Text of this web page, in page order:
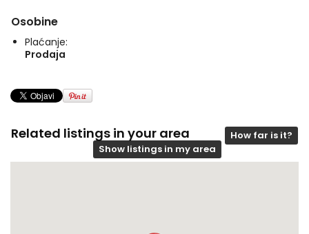
Osobine
Plaćanje:
Prodaja
Related listings in your area
How far is it?
Show listings in my area